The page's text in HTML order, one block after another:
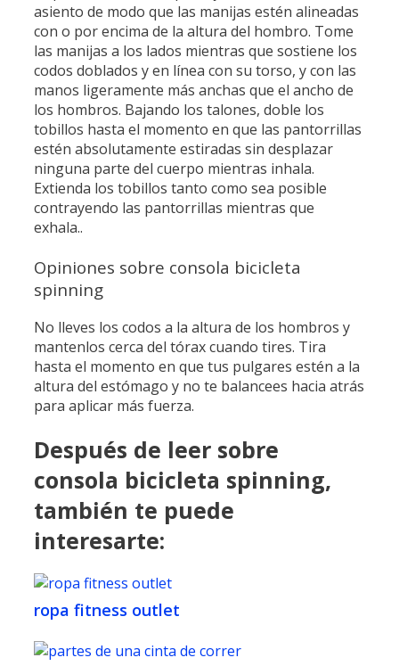
asiento de modo que las manijas estén alineadas
con o por encima de la altura del hombro. Tome
las manijas a los lados mientras que sostiene los
codos doblados y en línea con su torso, y con las
manos ligeramente más anchas que el ancho de
los hombros. Bajando los talones, doble los
tobillos hasta el momento en que las pantorrillas
estén absolutamente estiradas sin desplazar
ninguna parte del cuerpo mientras inhala.
Extienda los tobillos tanto como sea posible
contrayendo las pantorrillas mientras que
exhala..
Opiniones sobre consola bicicleta
spinning
No lleves los codos a la altura de los hombros y
mantenlos cerca del tórax cuando tires. Tira
hasta el momento en que tus pulgares estén a la
altura del estómago y no te balancees hacia atrás
para aplicar más fuerza.
Después de leer sobre
consola bicicleta spinning,
también te puede
interesarte:
ropa fitness outlet